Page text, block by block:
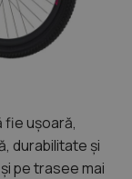
fie ușoară,
durabilitate și
pe trasee mai